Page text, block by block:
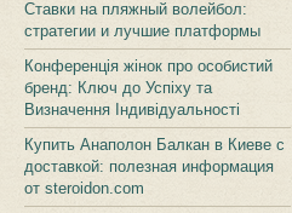
Ставки на пляжный волейбол:
стратегии и лучшие платформы
Конференція жінок про особистий
бренд: Ключ до Успіху та
Визначення Індивідуальності
Купить Анаполон Балкан в Киеве с
доставкой: полезная информация
от steroidon.com